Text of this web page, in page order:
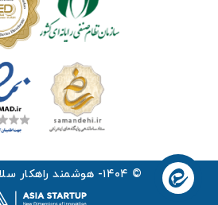
© ۱۴۰۴- هوشمند راهکار سلامت آسیا ™